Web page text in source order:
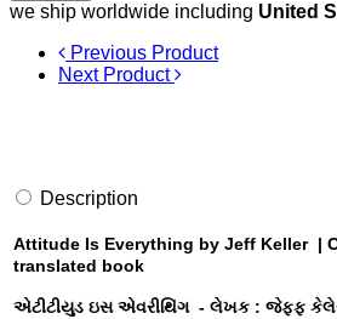
we ship worldwide including United
Previous Product
Next Product
Description
Attitude Is Everything by Jeff Keller |
translated book
એટીટીયુડ ઇસ એવરીથિંગ - લેખક : જેફ્ફ